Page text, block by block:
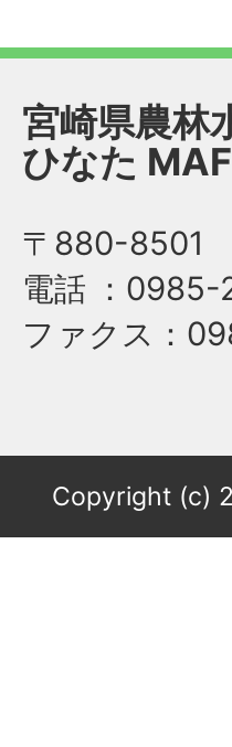
宮崎県農林
ひなた
〒880-8501
電話 ：
ファクス ：
Copyright (c)